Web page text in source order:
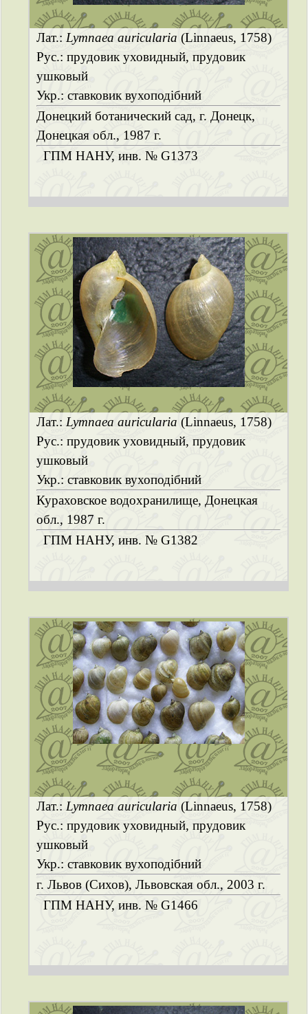
Лат.: Lymnaea auricularia (Linnaeus, 1758)
Рус.: прудовик уховидный, прудовик
ушковый
Укр.: ставковик вухоподібний
Донецкий ботанический сад, г. Донецк,
Донецкая обл., 1987 г.
ГПМ НАНУ, инв. № G1373
Лат.: Lymnaea auricularia (Linnaeus, 1758)
Рус.: прудовик уховидный, прудовик
ушковый
Укр.: ставковик вухоподібний
Кураховское водохранилище, Донецкая
обл., 1987 г.
ГПМ НАНУ, инв. № G1382
Лат.: Lymnaea auricularia (Linnaeus, 1758)
Рус.: прудовик уховидный, прудовик
ушковый
Укр.: ставковик вухоподібний
г. Львов (Сихов), Львовская обл., 2003 г.
ГПМ НАНУ, инв. № G1466